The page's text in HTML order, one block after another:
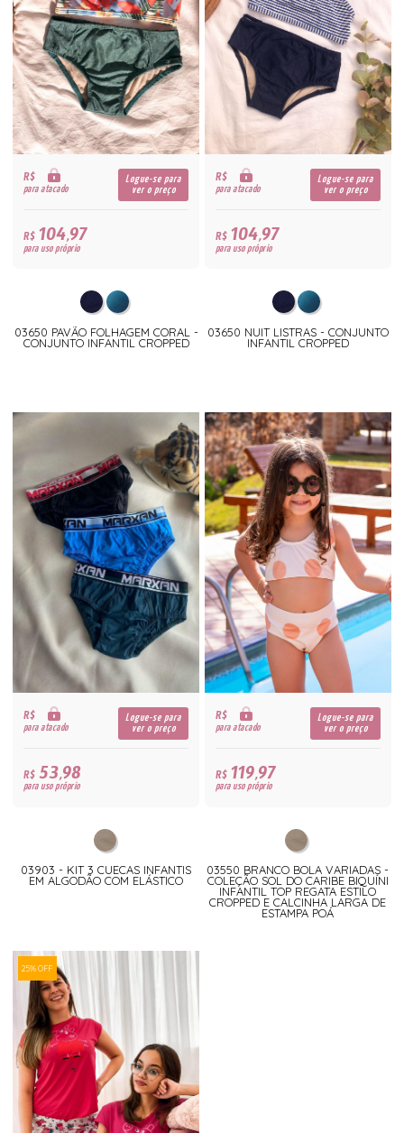
R$
para atacado
Logue-se para
ver o preço
R$104,97
para uso próprio
03650 PAVÃO FOLHAGEM CORAL -
CONJUNTO INFANTIL CROPPED
R$
para atacado
Logue-se para
ver o preço
R$104,97
para uso próprio
03650 NUIT LISTRAS - CONJUNTO
INFANTIL CROPPED
R$
para atacado
Logue-se para
ver o preço
R$53,98
para uso próprio
03903 - KIT 3 CUECAS INFANTIS
EM ALGODÃO COM ELÁSTICO
R$
para atacado
Logue-se para
ver o preço
R$119,97
para uso próprio
03550 BRANCO BOLA VARIADAS -
COLEÇÃO SOL DO CARIBE BIQUÍNI
INFANTIL TOP REGATA ESTILO
CROPPED E CALCINHA LARGA DE
ESTAMPA POÁ
25% OFF